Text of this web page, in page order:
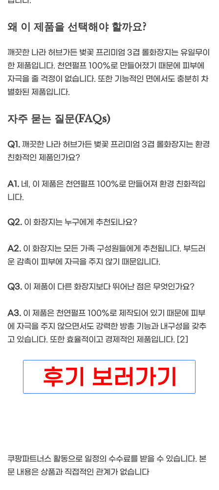
왜 이 제품을 선택해야 할까요?
깨끗한 나라 허브가든 벚꽃 프리미엄 3겹 롤화장지는 유일무이
한 제품입니다. 천연펄프 100%로 만들어졌기 때문에 피부에
자극을 줄 걱정이 없습니다. 또한 기능적인 면에서도 충분히 차
별화된 제품입니다.
자주 묻는 질문(FAQs)
Q1. 깨끗한 나라 허브가든 벚꽃 프리미엄 3겹 롤화장지는 환경
친화적인 제품인가요?
A1. 네, 이 제품은 천연펄프 100%로 만들어져 환경 친화적입
니다.
Q2. 이 화장지는 누구에게 추천되나요?
A2. 이 화장지는 모든 가족 구성원들에게 추천됩니다. 부드러
운 감촉이 피부에 자극을 주지 않기 때문입니다.
Q3. 이 제품이 다른 화장지보다 뛰어난 점은 무엇인가요?
A3. 이 제품은 천연펄프 100%로 제작되어 있기 때문에 피부
에 자극을 주지 않으면서도 강력한 방총 기능과 내구성을 갖추
고 있습니다. 또한 효율적이고 경제적인 제품입니다. [2]
쿠팡파트너스 활동으로 일정의 수수료를 받을 수 있습니다. 본
문 내용은 상품과 직접적인 관계가 없습니다